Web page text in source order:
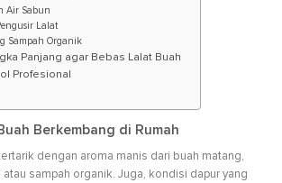
Air Sabun
Lalat
Sampah Organik
Panjang agar Bebas Lalat Buah
Profesional
Berkembang di Rumah
dengan aroma manis dari buah matang,
sampah organik. Juga, kondisi dapur yang